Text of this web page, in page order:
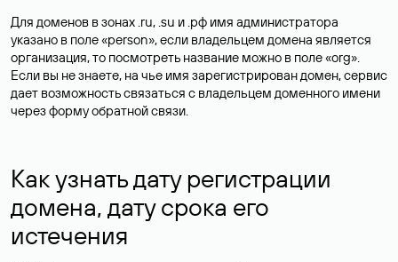
Для доменов в зонах .ru, .su и .рф имя администратора
указано в поле «person», если владельцем домена является
организация, то посмотреть название можно в поле «org».
Если вы не знаете, на чье имя зарегистрирован домен, сервис
дает возможность связаться с владельцем доменного имени
через форму обратной связи.
Как узнать дату регистрации
домена, дату срока его
истечения